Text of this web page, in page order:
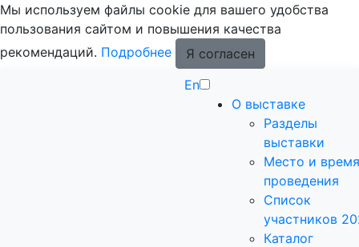
Мы используем файлы cookie для вашего удобства
пользования сайтом и повышения качества
рекомендаций. Подробнее
Я согласен
En
О выставке
Разделы
выставки
Место и время
проведения
Список
участников
Каталог